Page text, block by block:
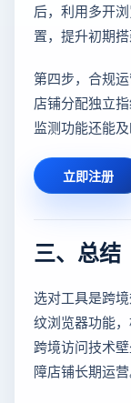
后，利用多开
置，提升初期搭
第四步，合规
店铺分配独立
监测功能还能
立即注册
三、总结
选对工具是跨
纹浏览器功能
跨境访问技术
障店铺长期运营